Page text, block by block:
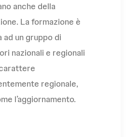
anche della
La formazione è
ad un gruppo di
nazionali e regionali
regionale,
l’aggiornamento.